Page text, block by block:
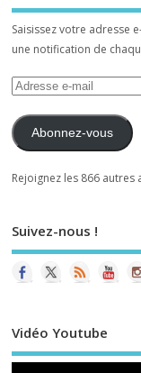
Saisissez votre adresse
une notification de
Abonnez-vous
Rejoignez les 866 autres
Suivez-nous !
Vidéo Youtube